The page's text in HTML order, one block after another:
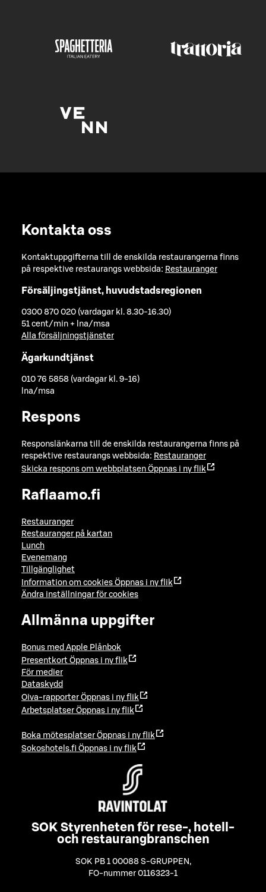
Kontakta oss
Kontaktuppgifterna till de enskilda restaurangerna finns
på respektive restaurangs webbsida: Restauranger
Försäljingstjänst, huvudstadsregionen
0300 870 020 (vardagar kl. 8.30-16.30)
51 cent/min + lna/msa
Alla försäljningstjänster
Ägarkundtjänst
010 76 5858 (vardagar kl. 9-16)
lna/msa
Respons
Responslänkarna till de enskilda restaurangerna finns på
respektive restaurangs webbsida: Restauranger
Skicka respons om webbplatsen Öppnas i ny flik
Raflaamo.fi
Restauranger
Restauranger på kartan
Lunch
Evenemang
Tillgänglighet
Information om cookies Öppnas i ny flik
Ändra inställningar för cookies
Allmänna uppgifter
Bonus med Apple Plånbok
Presentkort Öppnas i ny flik
För medier
Dataskydd
Oiva-rapporter Öppnas i ny flik
Arbetsplatser Öppnas i ny flik
Boka mötesplatser Öppnas i ny flik
Sokoshotels.fi Öppnas i ny flik
SOK Styrenheten för rese-, hotell-
och restaurangbranschen
SOK PB 1 00088 S-GRUPPEN ,
FO-nummer 0116323-1